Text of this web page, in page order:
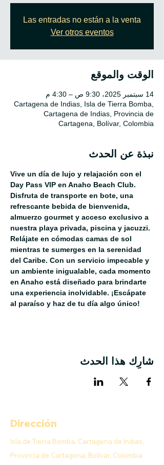
Las entradas no están a la venta
Ver otros eventos
الوقت والموقع
14 سبتمبر 2025، 9:30 ص – 4:30 م
Cartagena de Indias, Isla de Tierra Bomba,
Cartagena de Indias, Provincia de
Cartagena, Bolívar, Colombia
نبذة عن الحدث
Vive un día de lujo y relajación con el
Day Pass VIP en Anaho Beach Club.
Disfruta de transporte en bote, una
refrescante bebida de bienvenida,
almuerzo gourmet y acceso exclusivo a
nuestra playa privada, piscina y jacuzzi.
Relájate en cómodas camas de sol
mientras te sumerges en la serenidad
del Caribe. Con un servicio impecable y
un ambiente inigualable, cada momento
en Anaho está diseñado para brindarte
una experiencia inolvidable. ¡Escápate
al paraíso y haz de tu día algo único!
شارِك هذا الحدث
Dirección
Isla de Tierra Bomba, Cartagena de Indias,
Provincia de Cartagena, Bolívar, Colombia